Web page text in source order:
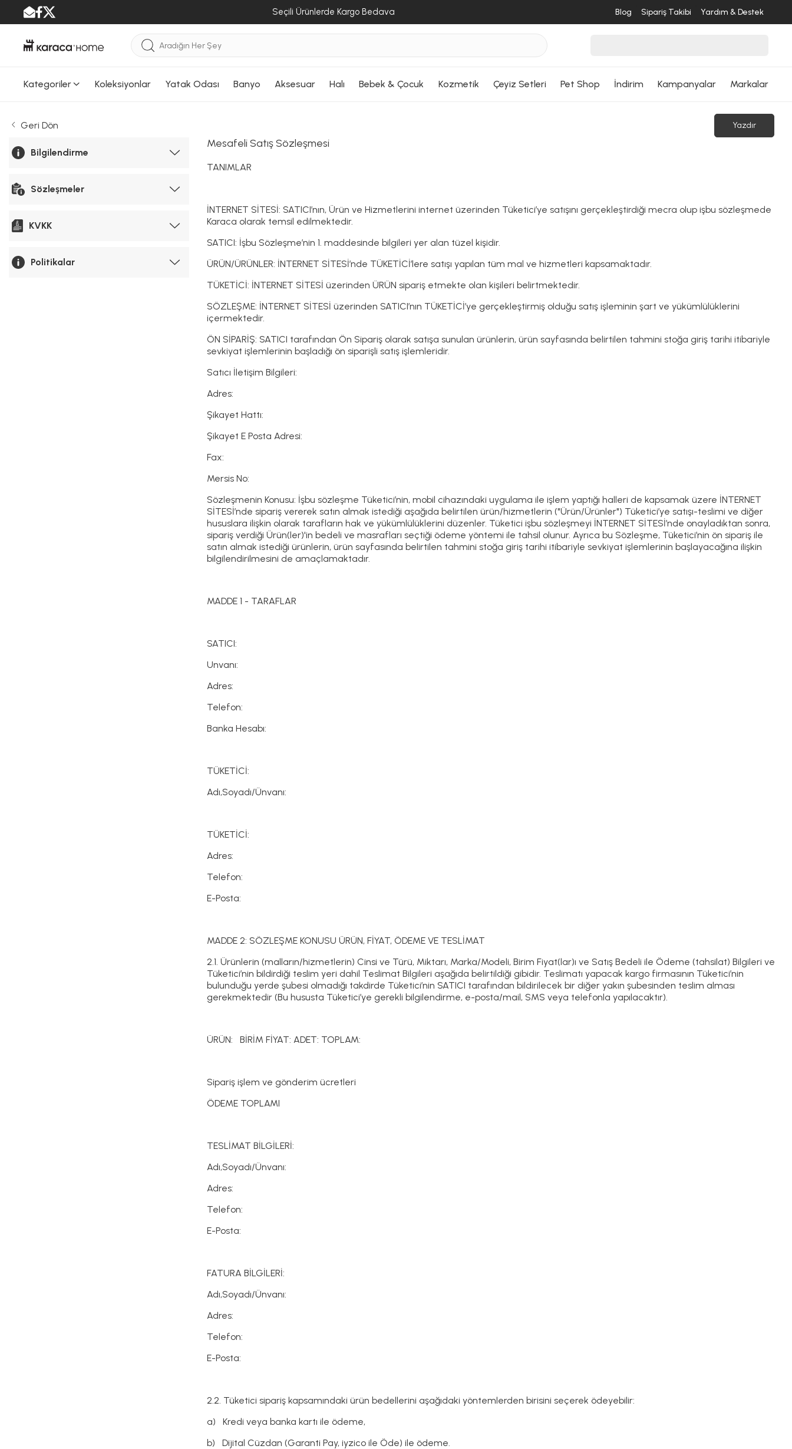
Seçili Ürünlerde Kargo Bedava Blog Sipariş Takibi Yardım & Destek
Kategoriler Koleksiyonlar Yatak Odası Banyo Aksesuar Halı Bebek & Çocuk Kozmetik Çeyiz Setleri Pet Shop İndirim Kampanyalar Markalar
Geri Dön
Bilgilendirme
Sözleşmeler
KVKK
Politikalar
Yazdır
Mesafeli Satış Sözleşmesi
TANIMLAR
İNTERNET SİTESİ: SATICI’nın, Ürün ve Hizmetlerini internet üzerinden Tüketici’ye satışını gerçekleştirdiği mecra olup işbu sözleşmede
Karaca olarak temsil edilmektedir.
SATICI: İşbu Sözleşme’nin 1. maddesinde bilgileri yer alan tüzel kişidir.
ÜRÜN/ÜRÜNLER: İNTERNET SİTESİ’nde TÜKETİCİ’lere satışı yapılan tüm mal ve hizmetleri kapsamaktadır.
TÜKETİCİ: İNTERNET SİTESİ üzerinden ÜRÜN sipariş etmekte olan kişileri belirtmektedir.
SÖZLEŞME: İNTERNET SİTESİ üzerinden SATICI’nın TÜKETİCİ’ye gerçekleştirmiş olduğu satış işleminin şart ve yükümlülüklerini
içermektedir.
ÖN SİPARİŞ: SATICI tarafından Ön Sipariş olarak satışa sunulan ürünlerin, ürün sayfasında belirtilen tahmini stoğa giriş tarihi itibariyle
sevkiyat işlemlerinin başladığı ön siparişli satış işlemleridir.
Satıcı İletişim Bilgileri:
Adres:
Şikayet Hattı:
Şikayet E Posta Adresi:
Fax:
Mersis No:
Sözleşmenin Konusu: İşbu sözleşme Tüketici’nin, mobil cihazındaki uygulama ile işlem yaptığı halleri de kapsamak üzere İNTERNET
SİTESİ’nde sipariş vererek satın almak istediği aşağıda belirtilen ürün/hizmetlerin ("Ürün/Ürünler") Tüketici’ye satışı-teslimi ve diğer
hususlara ilişkin olarak tarafların hak ve yükümlülüklerini düzenler. Tüketici işbu sözleşmeyi İNTERNET SİTESİ’nde onayladıktan sonra,
sipariş verdiği Ürün(ler)'in bedeli ve masrafları seçtiği ödeme yöntemi ile tahsil olunur. Ayrıca bu Sözleşme, Tüketici’nin ön sipariş ile
satın almak istediği ürünlerin, ürün sayfasında belirtilen tahmini stoğa giriş tarihi itibariyle sevkiyat işlemlerinin başlayacağına ilişkin
bilgilendirilmesini de amaçlamaktadır.
MADDE 1 - TARAFLAR
SATICI:
Unvanı:
Adres:
Telefon:
Banka Hesabı:
TÜKETİCİ:
Adı,Soyadı/Ünvanı:
TÜKETİCİ:
Adres:
Telefon:
E-Posta:
MADDE 2: SÖZLEŞME KONUSU ÜRÜN, FİYAT, ÖDEME VE TESLİMAT
2.1. Ürünlerin (malların/hizmetlerin) Cinsi ve Türü, Miktarı, Marka/Modeli, Birim Fiyat(lar)ı ve Satış Bedeli ile Ödeme (tahsilat) Bilgileri ve
Tüketici’nin bildirdiği teslim yeri dahil Teslimat Bilgileri aşağıda belirtildiği gibidir. Teslimatı yapacak kargo firmasının Tüketici’nin
bulunduğu yerde şubesi olmadığı takdirde Tüketici’nin SATICI tarafından bildirilecek bir diğer yakın şubesinden teslim alması
gerekmektedir (Bu hususta Tüketici’ye gerekli bilgilendirme, e-posta/mail, SMS veya telefonla yapılacaktır).
ÜRÜN: BİRİM FİYAT: ADET: TOPLAM:
Sipariş işlem ve gönderim ücretleri
ÖDEME TOPLAMI
TESLİMAT BİLGİLERİ:
Adı,Soyadı/Ünvanı:
Adres:
Telefon:
E-Posta:
FATURA BİLGİLERİ:
Adı,Soyadı/Ünvanı:
Adres:
Telefon:
E-Posta:
2.2. Tüketici sipariş kapsamındaki ürün bedellerini aşağıdaki yöntemlerden birisini seçerek ödeyebilir:
a) Kredi veya banka kartı ile ödeme,
b) Dijital Cüzdan (Garanti Pay, iyzico ile Öde) ile ödeme.